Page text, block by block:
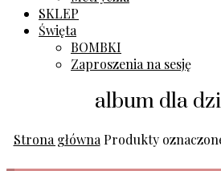
SKLEP
Święta
BOMBKI
Zaproszenia na sesję
album dla
Strona główna Produkty